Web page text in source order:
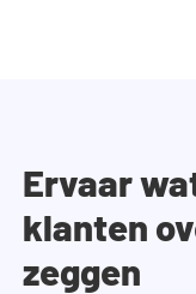
Ervaar
klanten
zeggen